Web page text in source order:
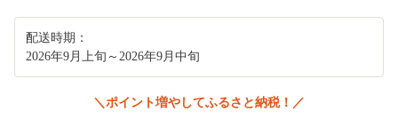
配送時期：
2026年9月上旬～2026年9月中旬
＼ポイント増やしてふるさと納税！／